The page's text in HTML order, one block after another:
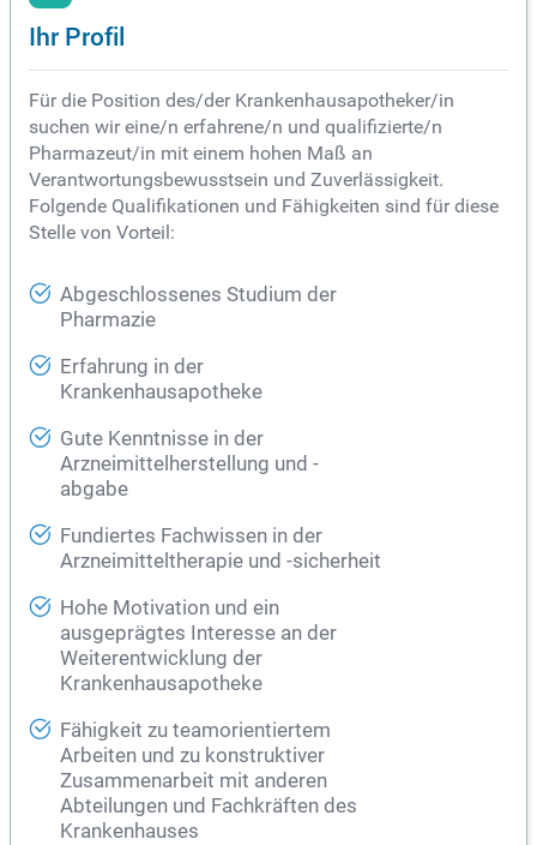
Ihr Profil
Für die Position des/der Krankenhausapotheker/in
suchen wir eine/n erfahrene/n und qualifizierte/n
Pharmazeut/in mit einem hohen Maß an
Verantwortungsbewusstsein und Zuverlässigkeit.
Folgende Qualifikationen und Fähigkeiten sind für diese
Stelle von Vorteil:
Abgeschlossenes Studium der
Pharmazie
Erfahrung in der
Krankenhausapotheke
Gute Kenntnisse in der
Arzneimittelherstellung und -
abgabe
Fundiertes Fachwissen in der
Arzneimitteltherapie und -sicherheit
Hohe Motivation und ein
ausgeprägtes Interesse an der
Weiterentwicklung der
Krankenhausapotheke
Fähigkeit zu teamorientiertem
Arbeiten und zu konstruktiver
Zusammenarbeit mit anderen
Abteilungen und Fachkräften des
Krankenhauses